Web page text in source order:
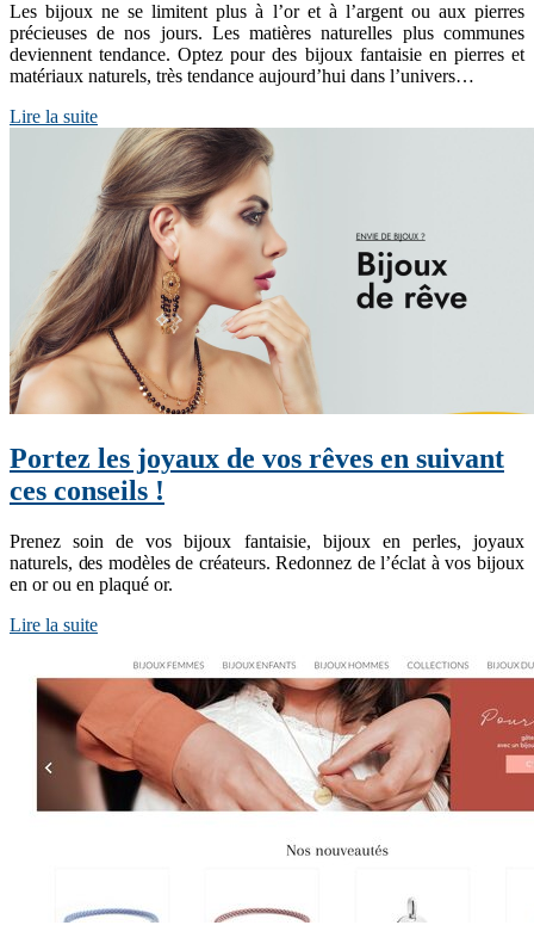
Les bijoux ne se limitent plus à l’or et à l’argent ou aux pierres
précieuses de nos jours. Les matières naturelles plus communes
deviennent tendance. Optez pour des bijoux fantaisie en pierres et
matériaux naturels, très tendance aujourd’hui dans l’univers…
Lire la suite
Portez les joyaux de vos rêves en suivant
ces conseils !
Prenez soin de vos bijoux fantaisie, bijoux en perles, joyaux
naturels, des modèles de créateurs. Redonnez de l’éclat à vos bijoux
en or ou en plaqué or.
Lire la suite